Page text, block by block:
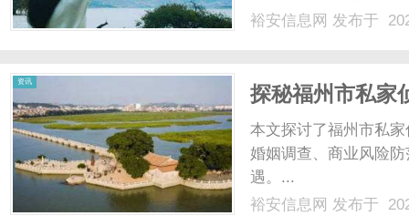
风险到选择合适商标
裕安信息网 发布于
资讯
探秘福州市私家
本文探讨了福州市私
婚姻调查、商业风险
遇。...
裕安信息网 发布于